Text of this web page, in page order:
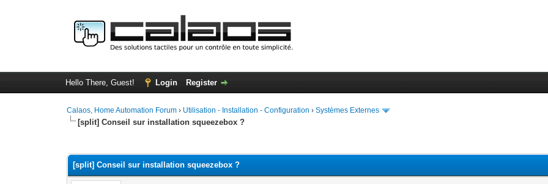
Hello There, Guest! Login Register
Calaos, Home Automation Forum › Utilisation - Installation - Configuration ›Systèmes Externes
[split] Conseil sur installation squeezebox ?
[split] Conseil sur installation squeezebox ?